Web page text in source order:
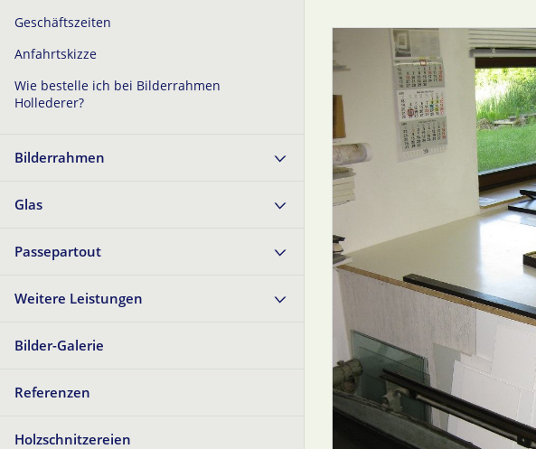
Geschäftszeiten
Anfahrtskizze
Wie bestelle ich bei Bilderrahmen
Hollederer?
Bilderrahmen
Glas
Passepartout
Weitere Leistungen
Bilder-Galerie
Referenzen
Holzschnitzereien